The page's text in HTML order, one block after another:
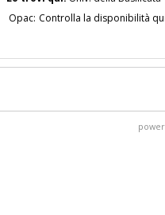
Opac: Controlla la disponibilità